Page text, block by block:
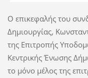
Ο επικεφαλής του
Δημιουργίας,
της Επιτροπής
Κεντρικής Ένωσης
το μόνο μέλος της